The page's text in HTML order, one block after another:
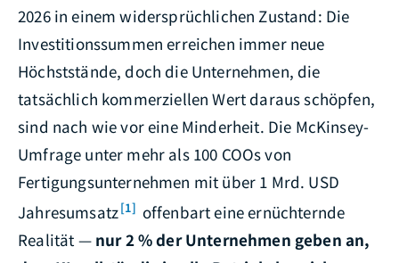
2026 in einem widersprüchlichen Zustand: Die
Investitionssummen erreichen immer neue
Höchststände, doch die Unternehmen, die
tatsächlich kommerziellen Wert daraus schöpfen,
sind nach wie vor eine Minderheit. Die McKinsey-
Umfrage unter mehr als 100 COOs von
Fertigungsunternehmen mit über 1 Mrd. USD
Jahresumsatz[1] offenbart eine ernüchternde
Realität — nur 2 % der Unternehmen geben an,